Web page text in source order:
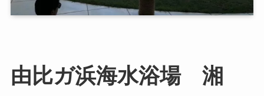
由比ガ浜海水浴場 湘